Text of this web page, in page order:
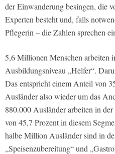
der Einwanderung besingen, die
Experten besteht und, falls
Pflegerin – die Zahlen sprechen
5,6 Millionen Menschen arbeiten
Ausbildungsniveau „Helfer“.
Das entspricht einem Anteil von
Ausländer also wieder um das
880.000 Ausländer arbeiten in
von 45,7 Prozent in diesem
halbe Million Ausländer sind in
„Speisenzubereitung“ und